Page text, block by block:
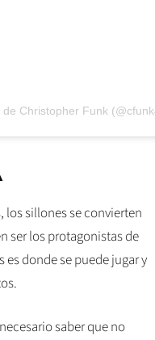
Christopher Funk
sillones se convierten
ser los protagonistas de
donde se puede jugar y
saber que no